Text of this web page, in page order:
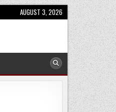
AUGUST 3, 2026